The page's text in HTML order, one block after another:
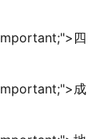
mportant;"> 四
mportant;">成